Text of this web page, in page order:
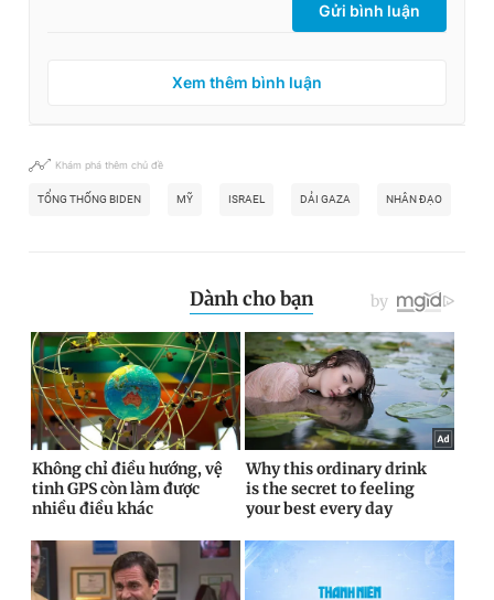
Gửi bình luận
Xem thêm bình luận
Khám phá thêm chủ đề
TỔNG THỐNG BIDEN MỸ ISRAEL DẢI GAZA NHÂN ĐẠO